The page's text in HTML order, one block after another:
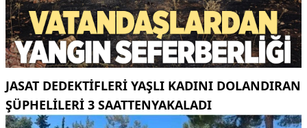
JASAT DEDEKTIFLERI YAŞLI KADINI DOLANDIRAN
ŞÜPHELILERI 3 SAATTENYAKALADI